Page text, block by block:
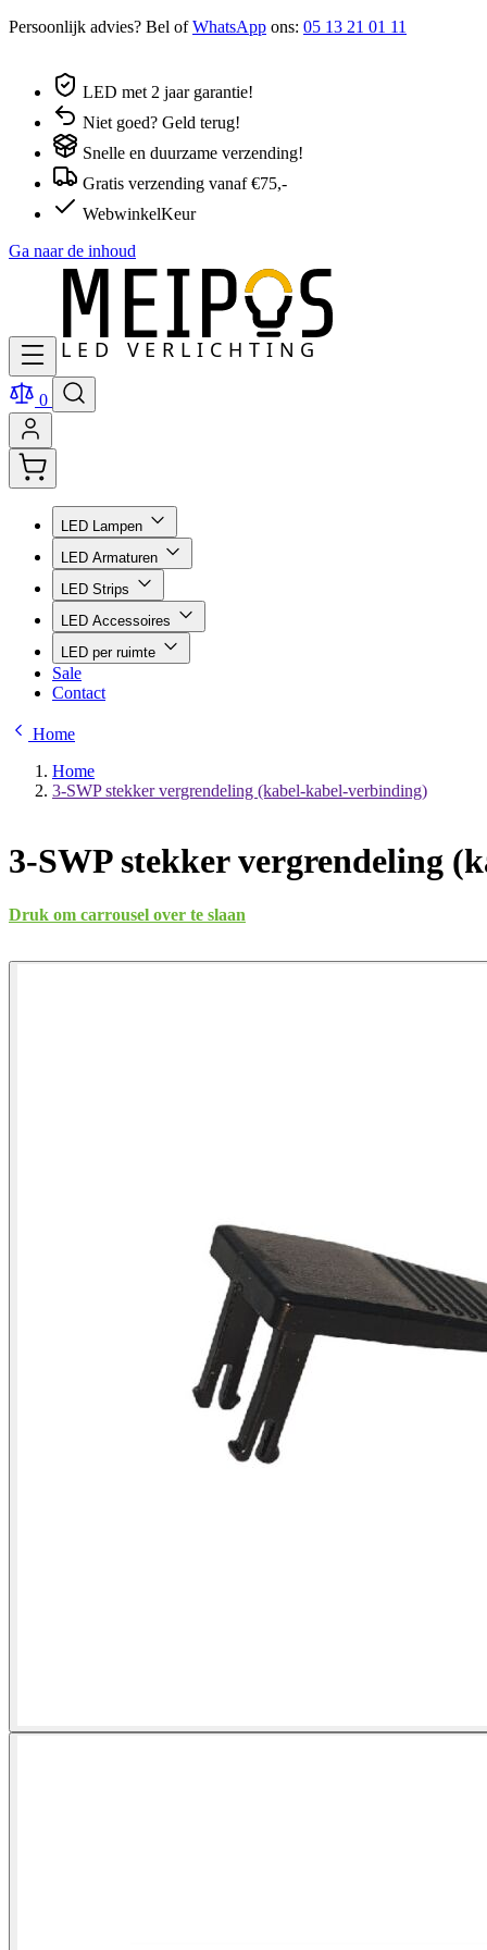
Persoonlijk advies? Bel ofWhatsApp ons: 05 13 21 01 11
LED met 2 jaar garantie!
Niet goed? Geld terug!
Snelle en duurzame verzending!
Gratis verzending vanaf €75,-
WebwinkelKeur
Ga naar de inhoud
0
LED Lampen
LED Armaturen
LED Strips
LED Accessoires
LED per ruimte
Sale
Contact
Home
Home
3-SWP stekker vergrendeling (kabel-kabel-verbinding)
3-SWP stekker vergrendeling
Druk om carrousel over te slaan